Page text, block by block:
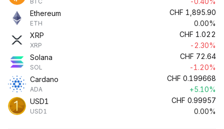
Ethereum
ETH
CHF 1,895.90
0.00%
XRP
XRP
CHF 1.022
-2.30%
Solana
SOL
CHF 72.64
-1.20%
Cardano
ADA
CHF 0.199668
+5.10%
USD1
USD1
CHF 0.99957
0.00%